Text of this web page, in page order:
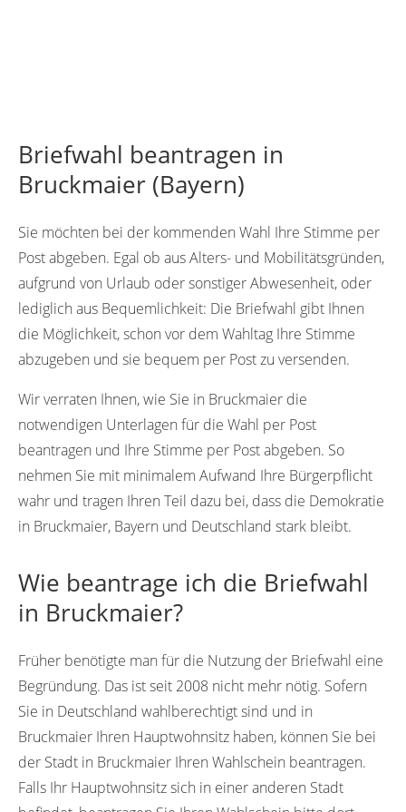
Briefwahl beantragen in
Bruckmaier (Bayern)
Sie möchten bei der kommenden Wahl Ihre Stimme per
Post abgeben. Egal ob aus Alters- und Mobilitätsgründen,
aufgrund von Urlaub oder sonstiger Abwesenheit, oder
lediglich aus Bequemlichkeit: Die Briefwahl gibt Ihnen
die Möglichkeit, schon vor dem Wahltag Ihre Stimme
abzugeben und sie bequem per Post zu versenden.
Wir verraten Ihnen, wie Sie in Bruckmaier die
notwendigen Unterlagen für die Wahl per Post
beantragen und Ihre Stimme per Post abgeben. So
nehmen Sie mit minimalem Aufwand Ihre Bürgerpflicht
wahr und tragen Ihren Teil dazu bei, dass die Demokratie
in Bruckmaier, Bayern und Deutschland stark bleibt.
Wie beantrage ich die Briefwahl
in Bruckmaier?
Früher benötigte man für die Nutzung der Briefwahl eine
Begründung. Das ist seit 2008 nicht mehr nötig. Sofern
Sie in Deutschland wahlberechtigt sind und in
Bruckmaier Ihren Hauptwohnsitz haben, können Sie bei
der Stadt in Bruckmaier Ihren Wahlschein beantragen.
Falls Ihr Hauptwohnsitz sich in einer anderen Stadt